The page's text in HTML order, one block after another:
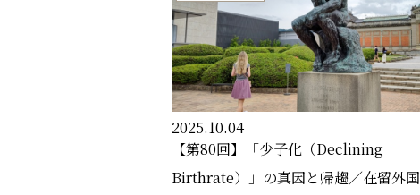
2025.10.04
【第80回】「少子化（Declining
Birthrate）」の真因と帰趨／在留外国